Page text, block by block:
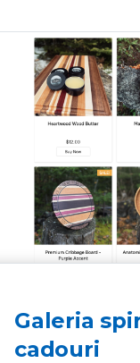
Galeria
cadouri